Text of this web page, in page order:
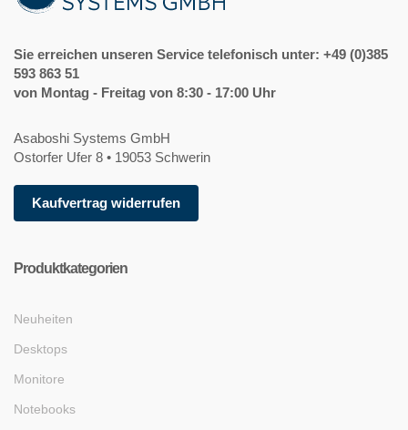
Sie erreichen unseren Service telefonisch unter: +49 (0)385
593 863 51
von Montag - Freitag von 8:30 - 17:00 Uhr
Asaboshi Systems GmbH
Ostorfer Ufer 8 • 19053 Schwerin
Kaufvertrag widerrufen
Produktkategorien
Neuheiten
Desktops
Monitore
Notebooks